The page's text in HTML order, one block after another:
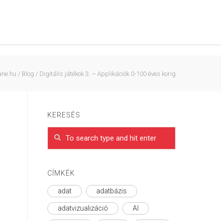
/ Blog / Digitális játékok 3. – Applikációk 0-100 éves korig
KERESÉS
CÍMKÉK
adat adatbázis
adatvizualizáció AI